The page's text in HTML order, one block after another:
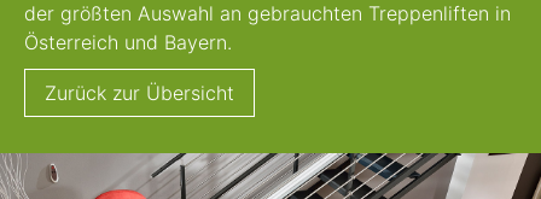
der größten Auswahl an gebrauchten Treppenliften in
Österreich und Bayern.
Zurück zur Übersicht